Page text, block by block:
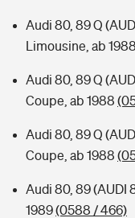
Audi 80, 89 Q
Limousine, ab 1988
Audi 80, 89 Q
Coupe, ab 1988
Audi 80, 89 Q
Coupe, ab 1988
Audi 80, 89 (AUDI
1989(0588 / 466)